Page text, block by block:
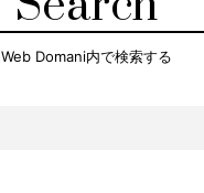
Web Domani内で検索する